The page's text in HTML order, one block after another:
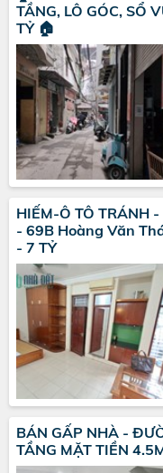
TẦNG, LÔ GÓC, SỔ
TỶ 🏠
HIẾM-Ô TÔ TRÁNH
- 69B Hoàng Văn
- 7 TỶ
BÁN GẤP NHÀ -
TẦNG MẶT TIỀN